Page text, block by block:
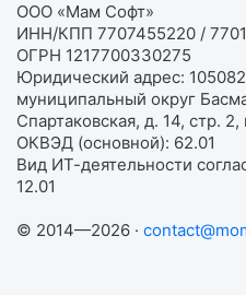
ООО «Мам Софт»
ИНН/КПП 7707455220 /
ОГРН 1217700330275
Юридический адрес:
муниципальный округ
Спартаковская, д. 14, стр.
ОКВЭД (основной): 62.01
Вид ИТ-деятельности
12.01
© 2014—2026 ·